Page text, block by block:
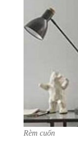
Rèm cuốn